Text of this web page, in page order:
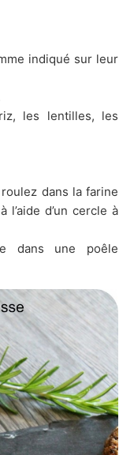
indiqué sur leur
les lentilles, les
dans la farine
d’un cercle à
dans une poêle